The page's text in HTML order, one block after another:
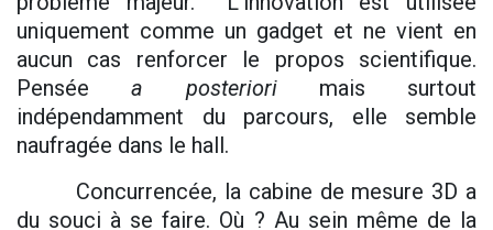
uniquement comme un gadget et ne vient en
aucun cas renforcer le propos scientifique.
Penséea posteriorimais surtout
indépendamment du parcours, elle semble
naufragée dans le hall.
Concurrencée, la cabine de mesure 3D a
du souci à se faire. Où ? Au sein même de la